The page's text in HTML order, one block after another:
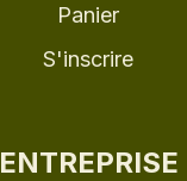
Panier
S'inscrire
ENTREPRISE